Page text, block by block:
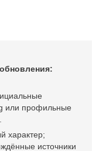
или профильные
характер;
источники